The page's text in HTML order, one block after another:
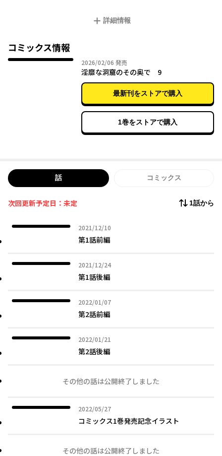
だが、このスライムは「取り込んだ生き物の能力を取り込む」特
麻痺毒を持った虫を捕食し、人里の家畜を襲い、そして人間を取
り込み、人間の知性や“欲望”を手に入れてしまった。
やがて魔物は、洞窟へ探索にやってきたある女魔導師をターゲッ
世界はまだ知らない。“魔物が産まれた”ことを……。
詳細情報
コミックス情報
2026/02/06 2026年02月06日
発売
淫靡な洞窟のその奥で 9
最新刊をストアで購入
1巻をストアで購入
話 コミックス
次回更新予定日：未定 1話から
2021/12/10
2021年12月10日
第1話前編
2021/12/24
2021年12月24日
第1話後編
2022/01/07
2022年01月07日
第2話前編
2022/01/21
2022年01月21日
第2話後編
その他の話は公開終了しました
2022/05/27
2022年05月27日
コミックス1巻発売記念イラスト
その他の話は公開終了しました